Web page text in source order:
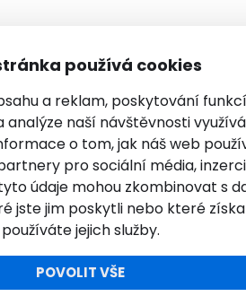
používá cookies
a reklam, poskytování funkcí
analýze naší návštěvnosti
o tom, jak náš web
pro sociální média,
údaje mohou zkombinovat s
jste jim poskytli nebo které
jejich služby.
POVOLIT VŠE